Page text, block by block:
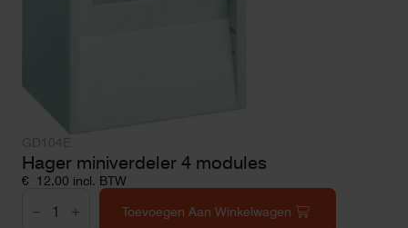
Hager miniverdeler 4 modules
€ 12,00 incl. BTW
miniverdeler
Toevoegen Aan Winkelwagen